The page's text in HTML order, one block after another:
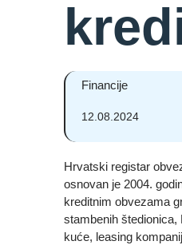
Financije
12.08.2024
Hrvatski registar
osnovan je 2004.
kreditnim obvezama
stambenih
kuće, leasing